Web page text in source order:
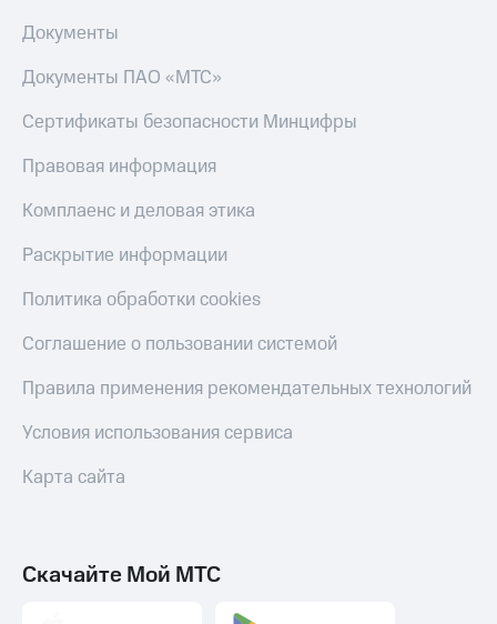
Документы
Документы ПАО «МТС»
Сертификаты безопасности Минцифры
Правовая информация
Комплаенс и деловая этика
Раскрытие информации
Политика обработки cookies
Соглашение о пользовании системой
Правила применения рекомендательных технологий
Условия использования сервиса
Карта сайта
Скачайте Мой МТС